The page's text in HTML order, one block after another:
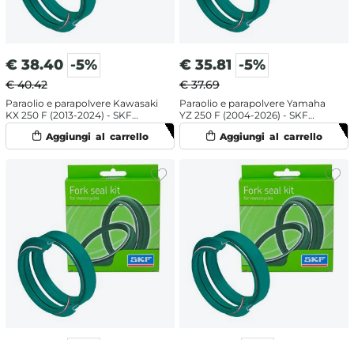
€ 38.40 -5%
€ 40.42
Paraolio e parapolvere Kawasaki
KX 250 F (2013-2024) - SKF
doppia mescola
€ 35.81 -5%
€ 37.69
Paraolio e parapolvere Yamaha
YZ 250 F (2004-2026) - SKF
labbro doppio